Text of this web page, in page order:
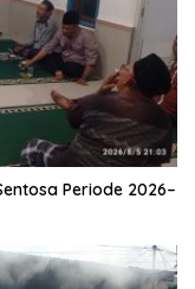
Periode 2026–